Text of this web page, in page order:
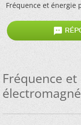
Fréquence et énergie

Fréquence